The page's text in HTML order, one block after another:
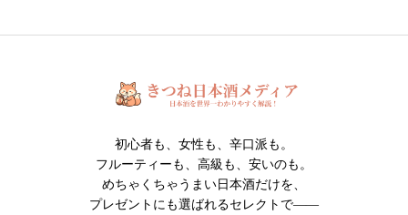
初心者も、女性も、辛口派も。
フルーティーも、高級も、安いのも。
めちゃくちゃうまい日本酒だけを、
プレゼントにも選ばれるセレクトで――